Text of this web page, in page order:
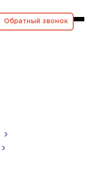
Обратный звонок